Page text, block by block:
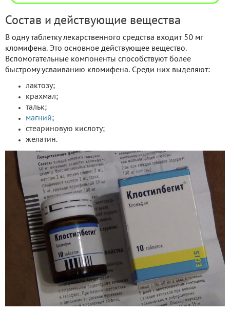
Состав и действующие вещества
В одну таблетку лекарственного средства входит 50 мг
кломифена. Это основное действующее вещество.
Вспомогательные компоненты способствуют более
быстрому усваиванию кломифена. Среди них выделяют:
лактозу;
крахмал;
тальк;
магний;
стеариновую кислоту;
желатин.